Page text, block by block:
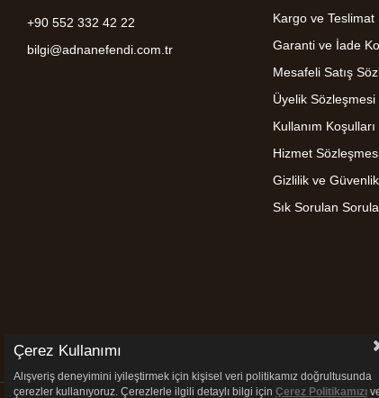
+90 552 332 42 22
bilgi@adnanefendi.com.tr
Kargo ve Teslimat
Garanti ve İade
Mesafeli Satış
Üyelik Sözleşmesi
Kullanım Koşulları
Hizmet
Gizlilik ve Güvenlik
Sık Sorulan
Çerez Kullanımı
Alışveriş deneyimini iyileştirmek için kişisel veri politikamız doğrultusunda
çerezler kullanıyoruz. Çerezlerle ilgili detaylı bilgi için Çerez Politikamızı